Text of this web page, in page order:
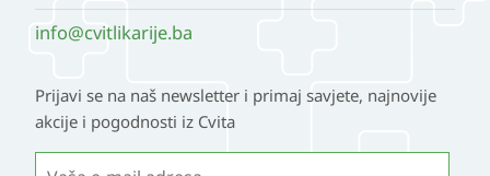
info@cvitlikarije.ba
Prijavi se na naš newsletter i primaj savjete, najnovije
akcije i pogodnosti iz Cvita